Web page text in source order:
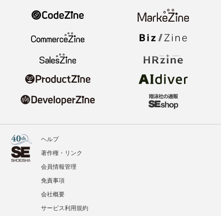
ヘルプ
著作権・リンク
会員情報管理
免責事項
会社概要
サービス利用規約